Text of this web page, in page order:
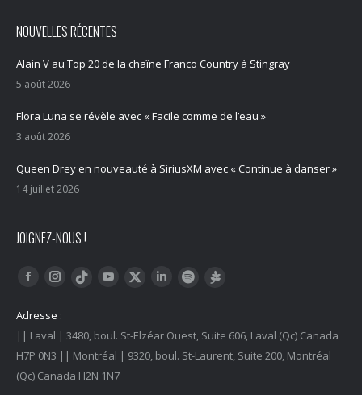
NOUVELLES RÉCENTES
Alain V au Top 20 de la chaîne Franco Country à Stingray
5 août 2026
Flora Luna se révèle avec « Facile comme de l’eau »
3 août 2026
Queen Drey en nouveauté à SiriusXM avec « Continue à danser »
14 juillet 2026
JOIGNEZ-NOUS !
Trouvez nous sur :
FacebookInstagram
Tiktok YouTubeTwitter LinkedInSpotify
Adresse :
|| Laval | 3480, boul. St-Elzéar Ouest, Suite 606, Laval (Qc) Canada
H7P 0N3 || Montréal | 9320, boul. St-Laurent, Suite 200, Montréal
(Qc) Canada H2N 1N7